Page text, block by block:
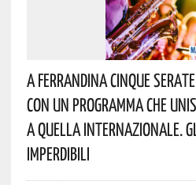
A Ferrandina Cinque
Con Un Programma Che
A Quella Internazionale.
Imperdibili